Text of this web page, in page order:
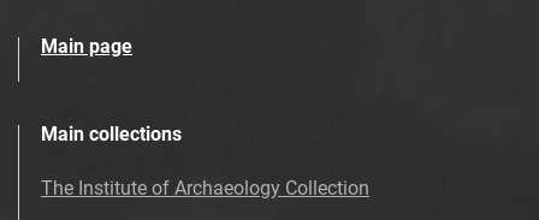
Main page
Main collections
The Institute of Archaeology Collection